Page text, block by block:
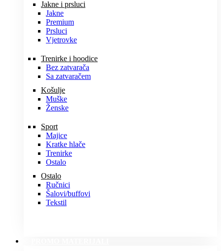
Jakne i prsluci
Jakne
Premium
Prsluci
Vjetrovke
Trenirke i hoodice
Bez zatvarača
Sa zatvaračem
Košulje
Muške
Ženske
Sport
Majice
Kratke hlače
Trenirke
Ostalo
Ostalo
Ručnici
Šalovi/buffovi
Tekstil